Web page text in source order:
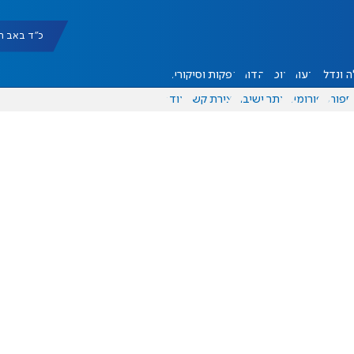
כ"ד באב תשפ"ו
ונדל"ן דעות אוכל יהדות הפקות וסיקורים
ספורט פורומים אתר ישיבה יצירת קשר עוד